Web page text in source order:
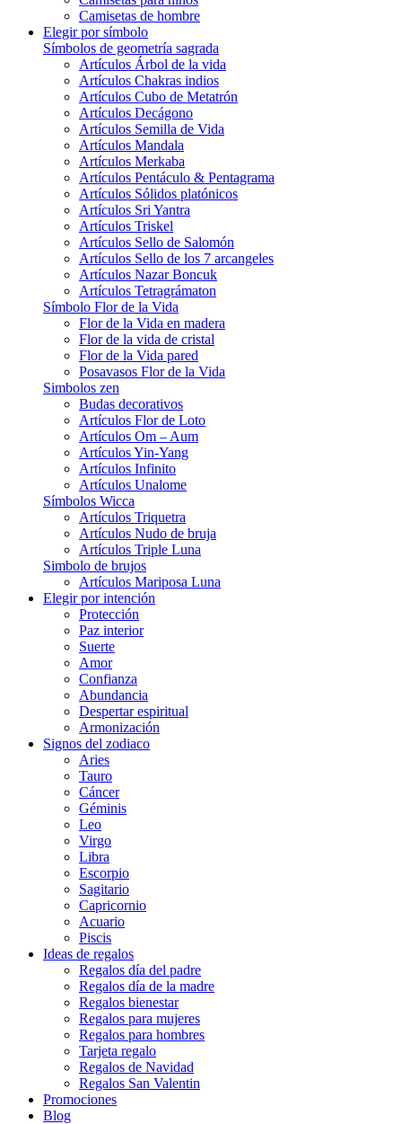
Camisetas de hombre
Elegir por símbolo
Símbolos de geometría sagrada
Artículos Árbol de la vida
Artículos Chakras indios
Artículos Cubo de Metatrón
Artículos Decágono
Artículos Semilla de Vida
Artículos Mandala
Artículos Merkaba
Artículos Pentáculo & Pentagrama
Artículos Sólidos platónicos
Artículos Sri Yantra
Artículos Triskel
Artículos Sello de Salomón
Artículos Sello de los 7 arcangeles
Artículos Nazar Boncuk
Artículos Tetragrámaton
Símbolo Flor de la Vida
Flor de la Vida en madera
Flor de la vida de cristal
Flor de la Vida pared
Posavasos Flor de la Vida
Simbolos zen
Budas decorativos
Artículos Flor de Loto
Artículos Om – Aum
Artículos Yin-Yang
Artículos Infinito
Artículos Unalome
Símbolos Wicca
Artículos Triquetra
Artículos Nudo de bruja
Artículos Triple Luna
Simbolo de brujos
Artículos Mariposa Luna
Elegir por intención
Protección
Paz interior
Suerte
Amor
Confianza
Abundancia
Despertar espiritual
Armonización
Signos del zodiaco
Aries
Tauro
Cáncer
Géminis
Leo
Virgo
Libra
Escorpio
Sagitario
Capricornio
Acuario
Piscis
Ideas de regalos
Regalos día del padre
Regalos día de la madre
Regalos bienestar
Regalos para mujeres
Regalos para hombres
Tarjeta regalo
Regalos de Navidad
Regalos San Valentin
Promociones
Blog